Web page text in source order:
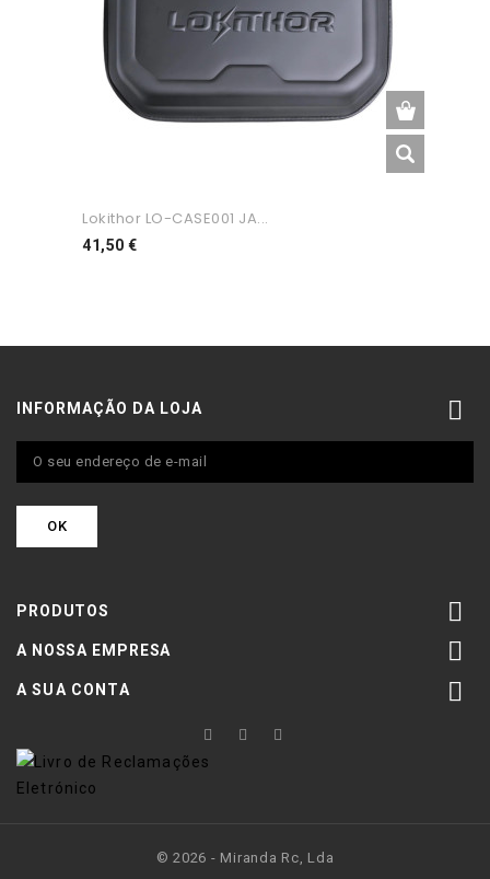
Lokithor LO-CASE001 JA...
41,50 €Preço
INFORMAÇÃO DA LOJA 
PRODUTOS 
A NOSSA EMPRESA 
A SUA CONTA 
© 2026 - Miranda Rc, Lda